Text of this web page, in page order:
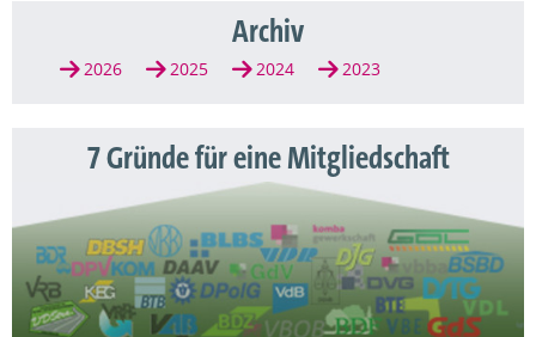
Archiv
2026 2025 2024 2023
7 Gründe für eine Mitgliedschaft